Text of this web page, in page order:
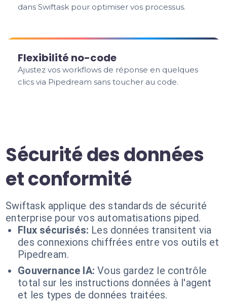
dans Swiftask pour optimiser vos processus.
Flexibilité no-code
Ajustez vos workflows de réponse en quelques
clics via Pipedream sans toucher au code.
Sécurité des données
et conformité
Swiftask applique des standards de sécurité
enterprise pour vos automatisations piped.
Flux sécurisés: Les données transitent via
des connexions chiffrées entre vos outils et
Pipedream.
Gouvernance IA: Vous gardez le contrôle
total sur les instructions données à l'agent
et les types de données traitées.